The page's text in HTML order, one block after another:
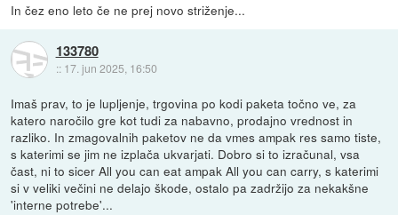
In čez eno leto če ne prej novo striženje...
133780
:: 17. jun 2025, 16:50
Imaš prav, to je lupljenje, trgovina po kodi paketa točno ve, za
katero naročilo gre kot tudi za nabavno, prodajno vrednost in
razliko. In zmagovalnih paketov ne da vmes ampak res samo tiste,
s katerimi se jim ne izplača ukvarjati. Dobro si to izračunal, vsa
čast, ni to sicer All you can eat ampak All you can carry, s katerimi
si v veliki večini ne delajo škode, ostalo pa zadržijo za nekakšne
'interne potrebe'...